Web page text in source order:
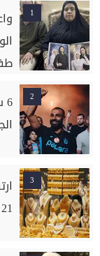
1
2
3
21 يسجل 6115 جنيهًا